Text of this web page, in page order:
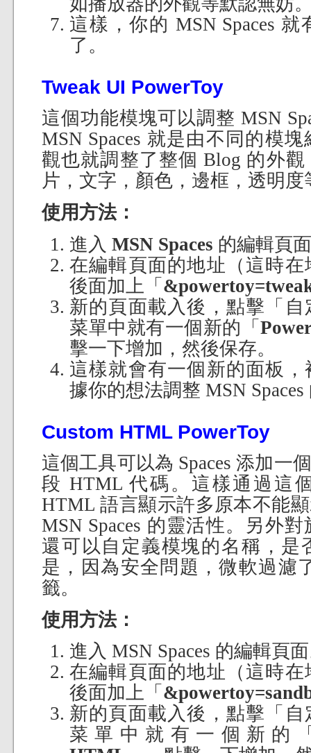
這樣，你的 MSN Spaces
了。
Tweak UI PowerToy
這個功能模塊可以調整 MSN
MSN Spaces 就是由不同的模
觀也就調整了整個 Blog 的外
片，文字，顏色，邊框，透明度
使用方法：
進入 MSN Spaces 的編輯頁
在編輯頁面的地址（這時
後面加上「
新的頁面載入後，點擊「
菜單中就有一個新的「
擊一下增加，然後保存。
這樣就會有一個新的面板
據你的想法調整 MSN
Custom HTML PowerToy
這個工具可以為 Spaces 添加一
段 HTML 代碼。這樣通過這
HTML 語言顯示許多原本不能
MSN Spaces 的靈活性。另外
還可以自定義模塊的名稱，是
是，因為安全問題，微軟過濾
籤。
使用方法：
進入 MSN Spaces 的編輯頁
在編輯頁面的地址（這時
後面加上「
新的頁面載入後，點擊「
菜單中就有一個新的